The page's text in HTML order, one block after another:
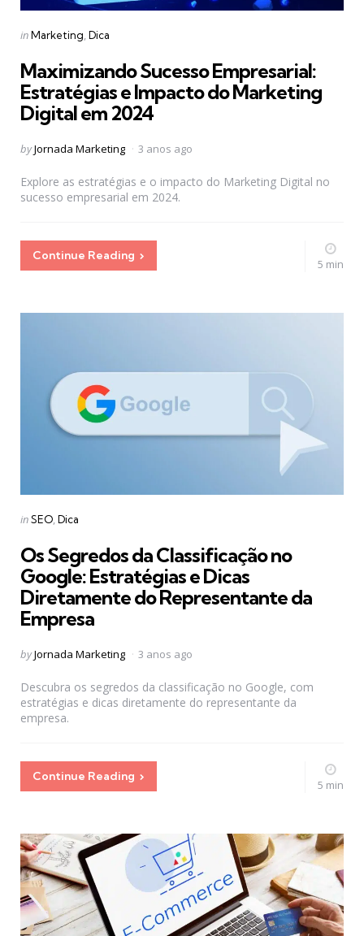
Categories
Posted
inMarketing Dica
Maximizando Sucesso Empresarial:
Estratégias e Impacto do Marketing
Digital em 2024
Posted
byJornada Marketing 3 anos ago
Explore as estratégias e o impacto do Marketing Digital no
sucesso empresarial em 2024.
Continue Reading
5 min
Categories
Posted
inSEO Dica
Os Segredos da Classificação no
Google: Estratégias e Dicas
Diretamente do Representante da
Empresa
Posted
byJornada Marketing 3 anos ago
Descubra os segredos da classificação no Google, com
estratégias e dicas diretamente do representante da
empresa.
Continue Reading
5 min